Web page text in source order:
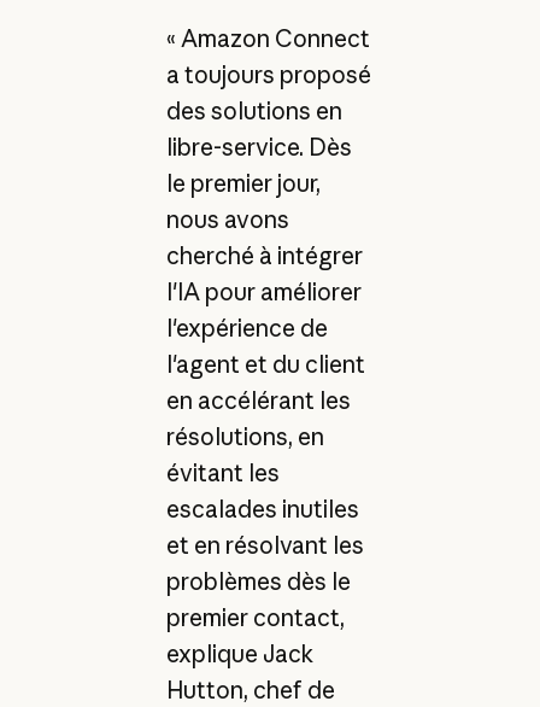
« Amazon Connect
a toujours proposé
des solutions en
libre-service. Dès
le premier jour,
nous avons
cherché à intégrer
l'IA pour améliorer
l'expérience de
l'agent et du client
en accélérant les
résolutions, en
évitant les
escalades inutiles
et en résolvant les
problèmes dès le
premier contact,
explique Jack
Hutton, chef de